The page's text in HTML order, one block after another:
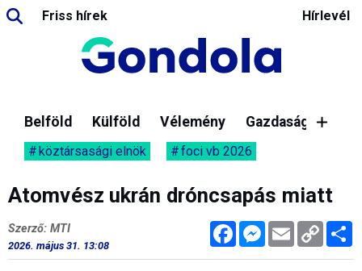
Friss hírek Hírlevél
Belföld Külföld Vélemény Gazdaság
köztársasági elnök foci vb 2026
Atomvész ukrán dróncsapás miatt
FacebookMessenger
Email Copy
Link
Szerző: MTI
2026. május 31. 13:08